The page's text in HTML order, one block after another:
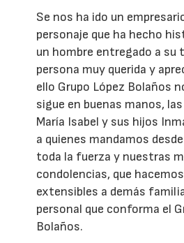
Se nos ha ido un
personaje que ha hecho
un hombre entregado a su
persona muy querida y
ello Grupo López Bolaños
sigue en buenas manos,
María Isabel y sus hijos
a quienes mandamos
toda la fuerza y nuestras
condolencias, que
extensibles a demás
personal que conforma el
Bolaños.